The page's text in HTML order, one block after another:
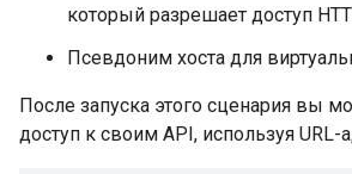
который разрешает доступ
Псевдоним хоста для
После запуска этого сценария вы
доступ к своим API, используя